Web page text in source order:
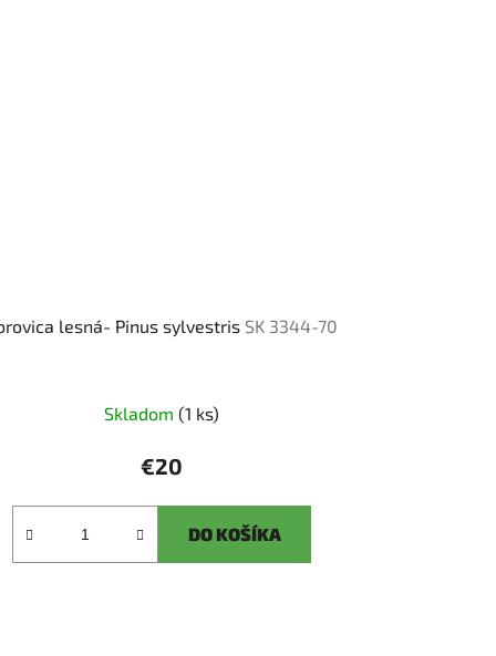
lesná- Pinus sylvestris SK 3344-70
Skladom (1 ks)
€20
DO KOŠÍKA